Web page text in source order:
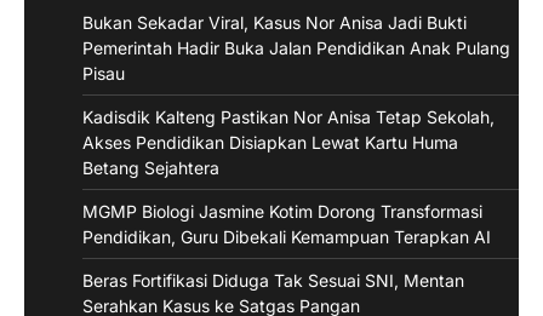
Bukan Sekadar Viral, Kasus Nor Anisa Jadi Bukti
Pemerintah Hadir Buka Jalan Pendidikan Anak Pulang
Pisau
Kadisdik Kalteng Pastikan Nor Anisa Tetap Sekolah,
Akses Pendidikan Disiapkan Lewat Kartu Huma
Betang Sejahtera
MGMP Biologi Jasmine Kotim Dorong Transformasi
Pendidikan, Guru Dibekali Kemampuan Terapkan AI
Beras Fortifikasi Diduga Tak Sesuai SNI, Mentan
Serahkan Kasus ke Satgas Pangan